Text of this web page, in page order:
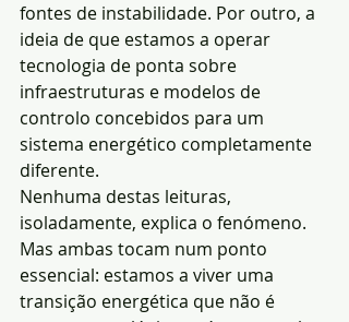
fontes de instabilidade. Por outro, a
ideia de que estamos a operar
tecnologia de ponta sobre
infraestruturas e modelos de
controlo concebidos para um
sistema energético completamente
diferente.
Nenhuma destas leituras,
isoladamente, explica o fenómeno.
Mas ambas tocam num ponto
essencial: estamos a viver uma
transição energética que não é